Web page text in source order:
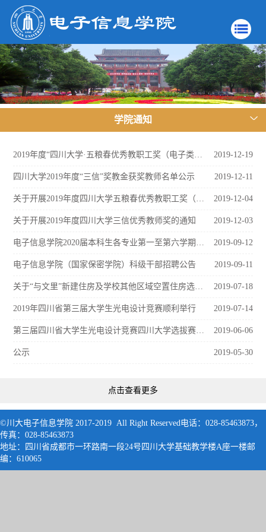
学院通知
2019-12-19
2019-12-11
四川大学2019年度“三信”奖教金获奖教师名单公示
2019-12-04
2019-12-03
关于开展2019年度四川大学三信优秀教师奖的通知
2019-09-12
2019-09-11
电子信息学院（国家保密学院）科级干部招聘公告
2019-07-18
2019-07-14
2019年四川省第三届大学生光电设计竞赛顺利举行
2019-06-06
2019-05-30
公示
点击查看更多
©川大电子信息学院 2017-2019 All Right Reserved电话：028-85463873，
传真：028-85463873
地址：四川省成都市一环路南一段24号四川大学基础教学楼A座一楼邮
编：610065